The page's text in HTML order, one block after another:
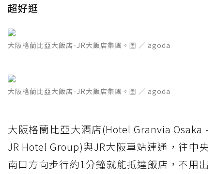
超好逛
大阪格蘭比亞大飯店-JR大飯店集團。圖 ／ agoda
大阪格蘭比亞大飯店-JR大飯店集團。圖 ／ agoda
大阪格蘭比亞大酒店(Hotel Granvia Osaka -
JR Hotel Group)與JR大阪車站連通，往中央
南口方向步行約1分鐘就能抵達飯店，不用出